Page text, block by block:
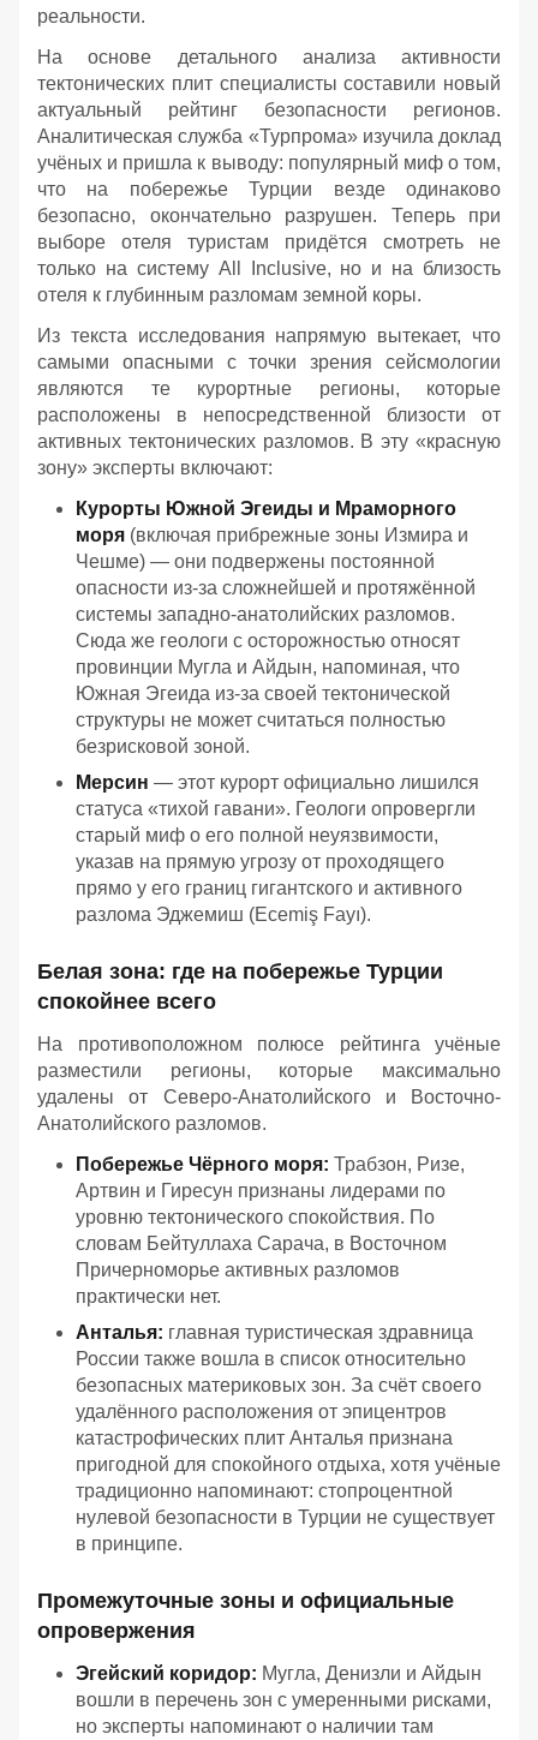
реальности.
На основе детального анализа активности
тектонических плит специалисты составили новый
актуальный рейтинг безопасности регионов.
Аналитическая служба «Турпрома» изучила доклад
учёных и пришла к выводу: популярный миф о том,
что на побережье Турции везде одинаково
безопасно, окончательно разрушен. Теперь при
выборе отеля туристам придётся смотреть не
только на систему All Inclusive, но и на близость
отеля к глубинным разломам земной коры.
Из текста исследования напрямую вытекает, что
самыми опасными с точки зрения сейсмологии
являются те курортные регионы, которые
расположены в непосредственной близости от
активных тектонических разломов. В эту «красную
зону» эксперты включают:
Курорты Южной Эгеиды и Мраморного
моря (включая прибрежные зоны Измира и
Чешме) — они подвержены постоянной
опасности из-за сложнейшей и протяжённой
системы западно-анатолийских разломов.
Сюда же геологи с осторожностью относят
провинции Мугла и Айдын, напоминая, что
Южная Эгеида из-за своей тектонической
структуры не может считаться полностью
безрисковой зоной.
Мерсин — этот курорт официально лишился
статуса «тихой гавани». Геологи опровергли
старый миф о его полной неуязвимости,
указав на прямую угрозу от проходящего
прямо у его границ гигантского и активного
разлома Эджемиш (Ecemiş Fayı).
Белая зона: где на побережье Турции
спокойнее всего
На противоположном полюсе рейтинга учёные
разместили регионы, которые максимально
удалены от Северо-Анатолийского и Восточно-
Анатолийского разломов.
Побережье Чёрного моря: Трабзон, Ризе,
Артвин и Гиресун признаны лидерами по
уровню тектонического спокойствия. По
словам Бейтуллаха Сарача, в Восточном
Причерноморье активных разломов
практически нет.
Анталья: главная туристическая здравница
России также вошла в список относительно
безопасных материковых зон. За счёт своего
удалённого расположения от эпицентров
катастрофических плит Анталья признана
пригодной для спокойного отдыха, хотя учёные
традиционно напоминают: стопроцентной
нулевой безопасности в Турции не существует
в принципе.
Промежуточные зоны и официальные
опровержения
Эгейский коридор: Мугла, Денизли и Айдын
вошли в перечень зон с умеренными рисками,
но эксперты напоминают о наличии там